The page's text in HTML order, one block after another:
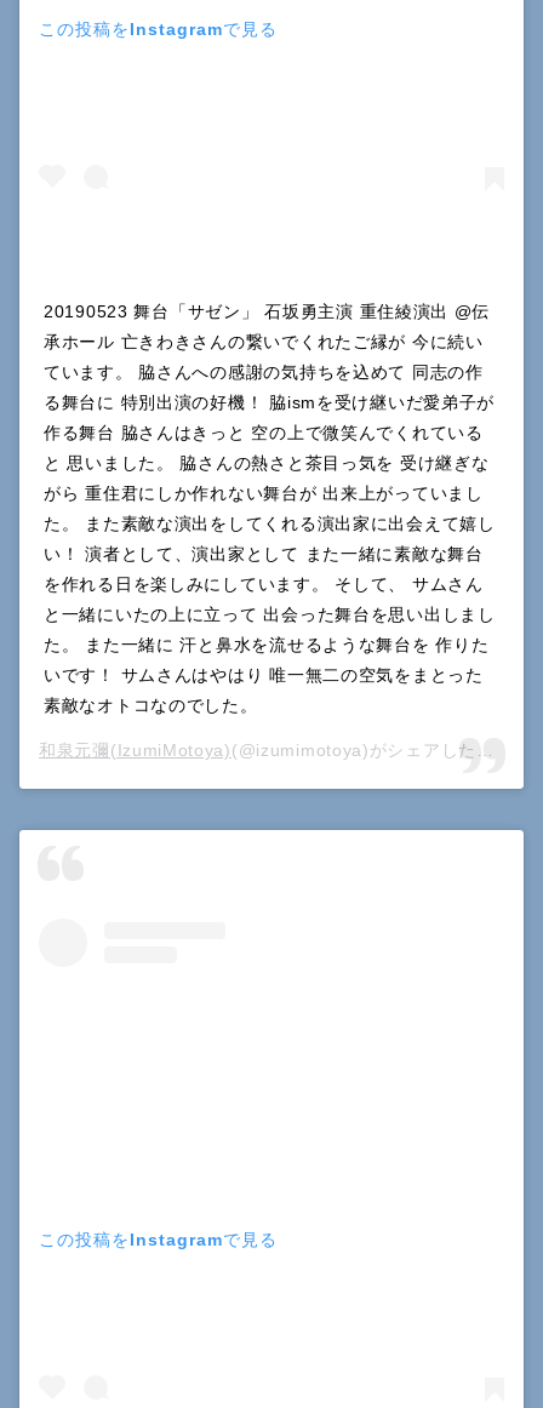
この投稿をInstagramで見る
20190523 舞台「サゼン」 石坂勇主演 重住綾演出 @伝
承ホール 亡きわきさんの繋いでくれたご縁が 今に続い
ています。 脇さんへの感謝の気持ちを込めて 同志の作
る舞台に 特別出演の好機！ 脇ismを受け継いだ愛弟子が
作る舞台 脇さんはきっと 空の上で微笑んでくれている
と 思いました。 脇さんの熱さと茶目っ気を 受け継ぎな
がら 重住君にしか作れない舞台が 出来上がっていまし
た。 また素敵な演出をしてくれる演出家に出会えて嬉し
い！ 演者として、演出家として また一緒に素敵な舞台
を作れる日を楽しみにしています。 そして、 サムさん
と一緒にいたの上に立って 出会った舞台を思い出しまし
た。 また一緒に 汗と鼻水を流せるような舞台を 作りた
いです！ サムさんはやはり 唯一無二の空気をまとった
素敵なオトコなのでした。
和泉元彌(IzumiMotoya)(@izumimotoya)がシェアした投稿 –
この投稿をInstagramで見る